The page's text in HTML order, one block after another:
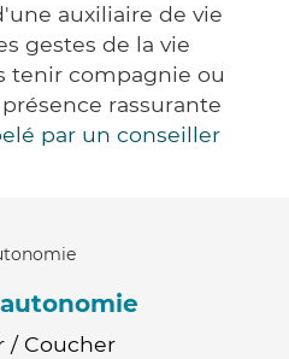
auxiliaire de vie
gestes de la vie
tenir compagnie ou
rassurante
par un conseiller
/ Coucher